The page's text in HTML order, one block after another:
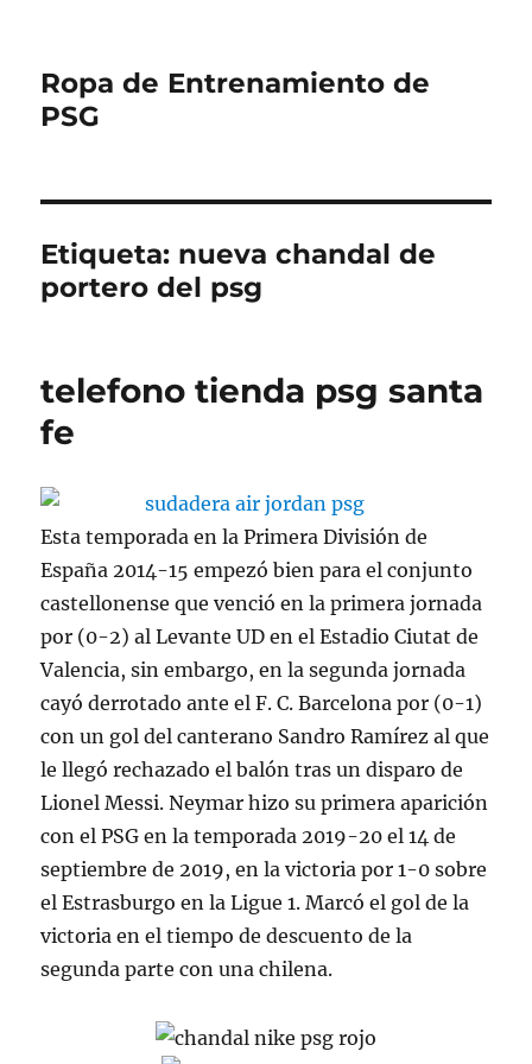
Ropa de Entrenamiento de
PSG
Etiqueta: nueva chandal de
portero del psg
telefono tienda psg santa
fe
Esta temporada en la Primera División de
España 2014-15 empezó bien para el conjunto
castellonense que venció en la primera jornada
por (0-2) al Levante UD en el Estadio Ciutat de
Valencia, sin embargo, en la segunda jornada
cayó derrotado ante el F. C. Barcelona por (0-1)
con un gol del canterano Sandro Ramírez al que
le llegó rechazado el balón tras un disparo de
Lionel Messi. Neymar hizo su primera aparición
con el PSG en la temporada 2019-20 el 14 de
septiembre de 2019, en la victoria por 1-0 sobre
el Estrasburgo en la Ligue 1. Marcó el gol de la
victoria en el tiempo de descuento de la
segunda parte con una chilena.